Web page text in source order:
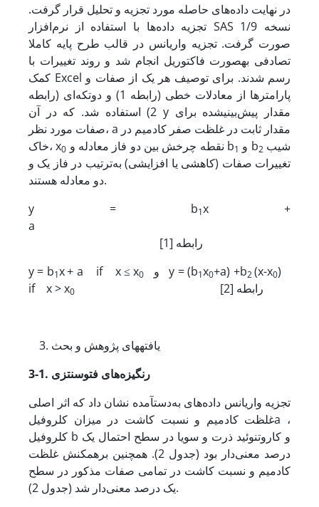
در نهایت داده‌های حاصله مورد تجزیه و تحلیل قرار گرفت.
تجزیه داده‌ها با استفاده از نرم‌افزار SAS نسخه 1/9
صورت گرفت. تجزیه واریانس در قالب طرح پایه کاملا
تصادفی به­صورت فاکتوریل انجام شد و روند تغییرات با
کمک Excel رسم شدند. برای توصیف هر یک از صفات و
پارامترها از معادلات خطی (رابطه 1) و دو‌تکه‌ای (رابطه
2) استفاده شد. که در آن y مقدار پیش‌بینیشده برای
صفات مورد نظر، a مقدار ثابت در غلظت صفر کادمیم در
خاک، x0 نقطه چرخش بین دو فاز معادله و b1 و b2
تغییرات صفات (کاهشی یا افزایشی) به‌ترتیب در فاز یک و
دو معادله هستند.
y = b1x +
a
[1] رابطه
y = b1x+ a if x ≤ x0 و y = (b1x0+a) +b2(x-x0)
if x > x0 [2] رابطه
یافتههای پژوهش و بحث
3-
1. رنگیزه‌های فتوسنتزی
تجزیه واریانس داده‌های به‌دستآمده نشان داد که اثر اصلی
غلظت کادمیم و نسبت کاشت در میزان کلروفیلa ،
کلروفیل b و کاروتنوئید ذرت و سویا در سطح احتمال یک
درصد معنی‌دار بود (جدول 2). همچنین برهمکنش غلظت
کادمیم و نسبت کاشت در تمامی صفات مذکور در سطح
یک درصد معنی‌دار شد (جدول 2).